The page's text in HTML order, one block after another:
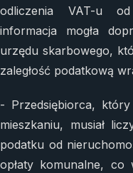
odliczenia VAT-u
informacja mogła
urzędu skarbowego,
zaległość podatkową
- Przedsiębiorca, który
mieszkaniu, musiał
podatku od
opłaty komunalne,